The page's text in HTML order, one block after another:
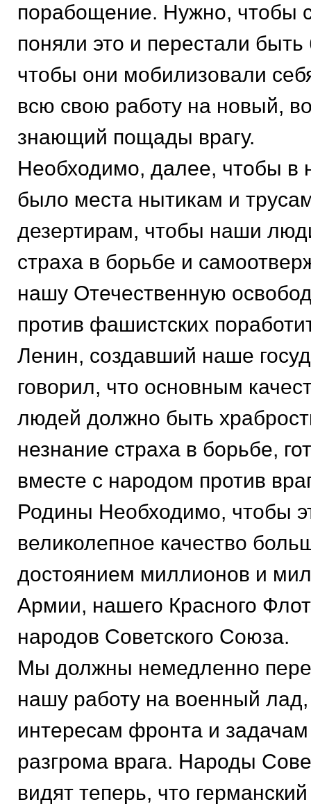
порабощение. Нужно, чтобы
поняли это и перестали
чтобы они мобилизовали
всю свою работу на новый,
знающий пощады врагу.
Необходимо, далее, чтобы в
было места нытикам и
дезертирам, чтобы наши
страха в борьбе и
нашу Отечественную
против фашистских
Ленин, создавший наше
говорил, что основным
людей должно быть
незнание страха в борьбе,
вместе с народом против
Родины Необходимо, чтобы
великолепное качество
достоянием миллионов и
Армии, нашего Красного
народов Советского Союза.
Мы должны немедленно
нашу работу на военный
интересам фронта и задачам
разгрома врага. Народы
видят теперь, что